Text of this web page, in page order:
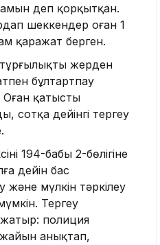
деп қорқытқан.
шеккендер оған 1
қаражат берген.
тұрғылықты жерден
бұлтартпау
қатысты
сотқа дейінгі тергеу
194-бабы 2-бөлігіне
дейін бас
мүлкін тәркілеу
Тергеу
жатыр: полиция
анықтап,